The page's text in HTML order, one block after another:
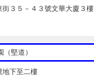
街３５－４３號文華大廈３樓
堅道）
地下至二樓